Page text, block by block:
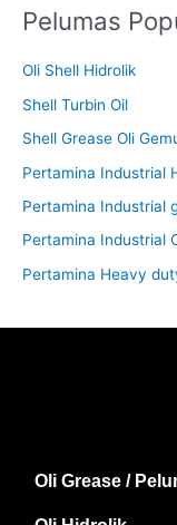
Pelumas
Oli Shell Hidrolik
Shell Turbin Oil
Shell Grease Oli
Pertamina Industrial
Pertamina Industrial
Pertamina Industrial
Pertamina Heavy
Oli Grease /